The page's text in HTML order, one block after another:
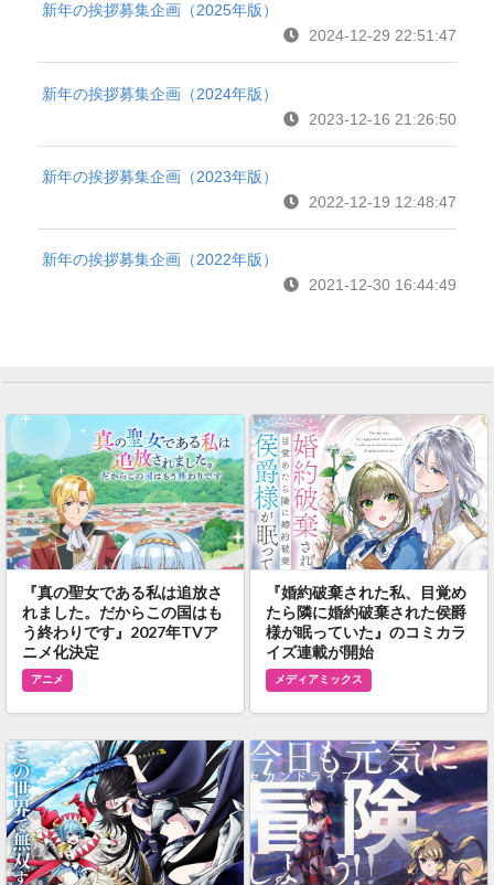
新年の挨拶募集企画（2025年版）
2024-12-29 22:51:47
新年の挨拶募集企画（2024年版）
2023-12-16 21:26:50
新年の挨拶募集企画（2023年版）
2022-12-19 12:48:47
新年の挨拶募集企画（2022年版）
2021-12-30 16:44:49
『真の聖女である私は追放さ
れました。だからこの国はも
う終わりです』2027年TVア
ニメ化決定
アニメ
『婚約破棄された私、目覚め
たら隣に婚約破棄された侯爵
様が眠っていた』のコミカラ
イズ連載が開始
メディアミックス